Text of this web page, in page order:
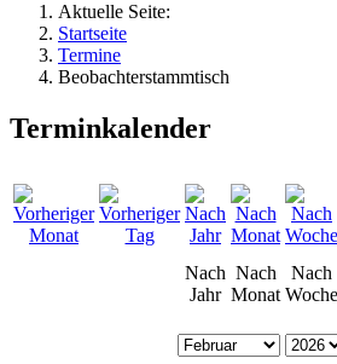
Aktuelle Seite:
Startseite
Termine
Beobachterstammtisch
Terminkalender
Nach
Jahr
Nach
Monat
Nach
Woche